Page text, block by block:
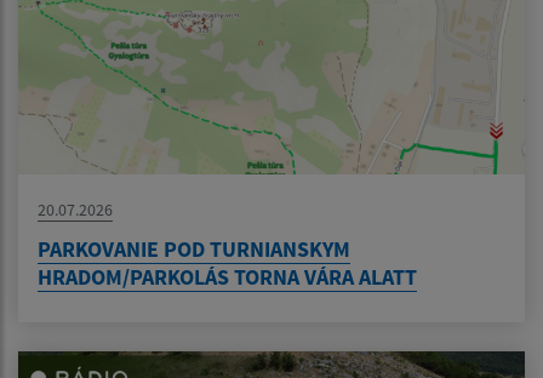
20.07.2026
PARKOVANIE POD TURNIANSKYM
HRADOM/PARKOLÁS TORNA VÁRA ALATT